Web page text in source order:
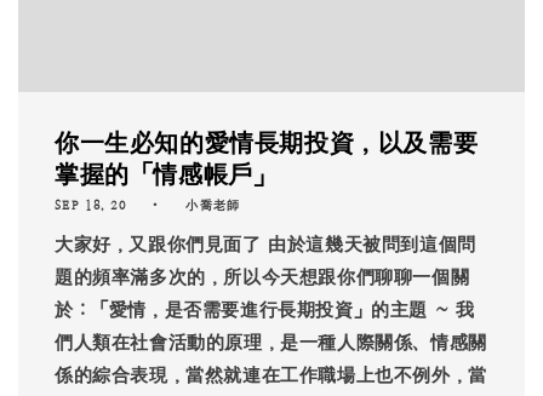
你一生必知的愛情長期投資，以及需要
掌握的「情感帳戶」
SEP 18, 20 小喬老師
大家好，又跟你們見面了 由於這幾天被問到這個問
題的頻率滿多次的，所以今天想跟你們聊聊一個關
於：「愛情，是否需要進行長期投資」的主題 ~ 我
們人類在社會活動的原理，是一種人際關係、情感關
係的綜合表現，當然就連在工作職場上也不例外，當